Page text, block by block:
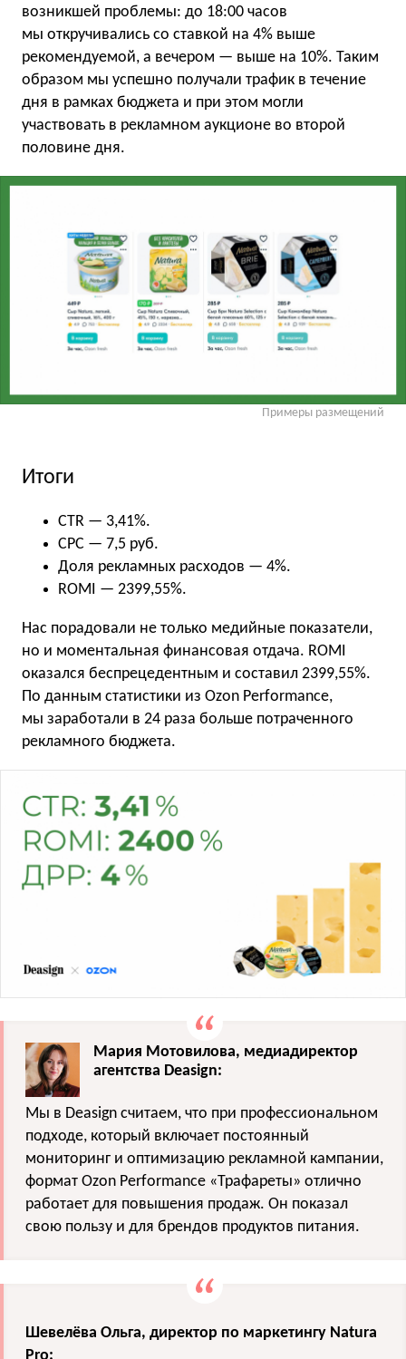
возникшей проблемы: до 18:00 часов
мы откручивались со ставкой на 4% выше
рекомендуемой, а вечером — выше на 10%. Таким
образом мы успешно получали трафик в течение
дня в рамках бюджета и при этом могли
участвовать в рекламном аукционе во второй
половине дня.
Примеры размещений
Итоги
CTR — 3,41%.
CPC — 7,5 руб.
Доля рекламных расходов — 4%.
ROMI — 2399,55%.
Нас порадовали не только медийные показатели,
но и моментальная финансовая отдача. ROMI
оказался беспрецедентным и составил 2399,55%.
По данным статистики из Ozon Performance,
мы заработали в 24 раза больше потраченного
рекламного бюджета.
Мария Мотовилова, медиадиректор
агентства Deasign:
Мы в Deasign считаем, что при профессиональном
подходе, который включает постоянный
мониторинг и оптимизацию рекламной кампании,
формат Ozon Performance «Трафареты» отлично
работает для повышения продаж. Он показал
свою пользу и для брендов продуктов питания.
Шевелёва Ольга, директор по маркетингу Natura
Pro: